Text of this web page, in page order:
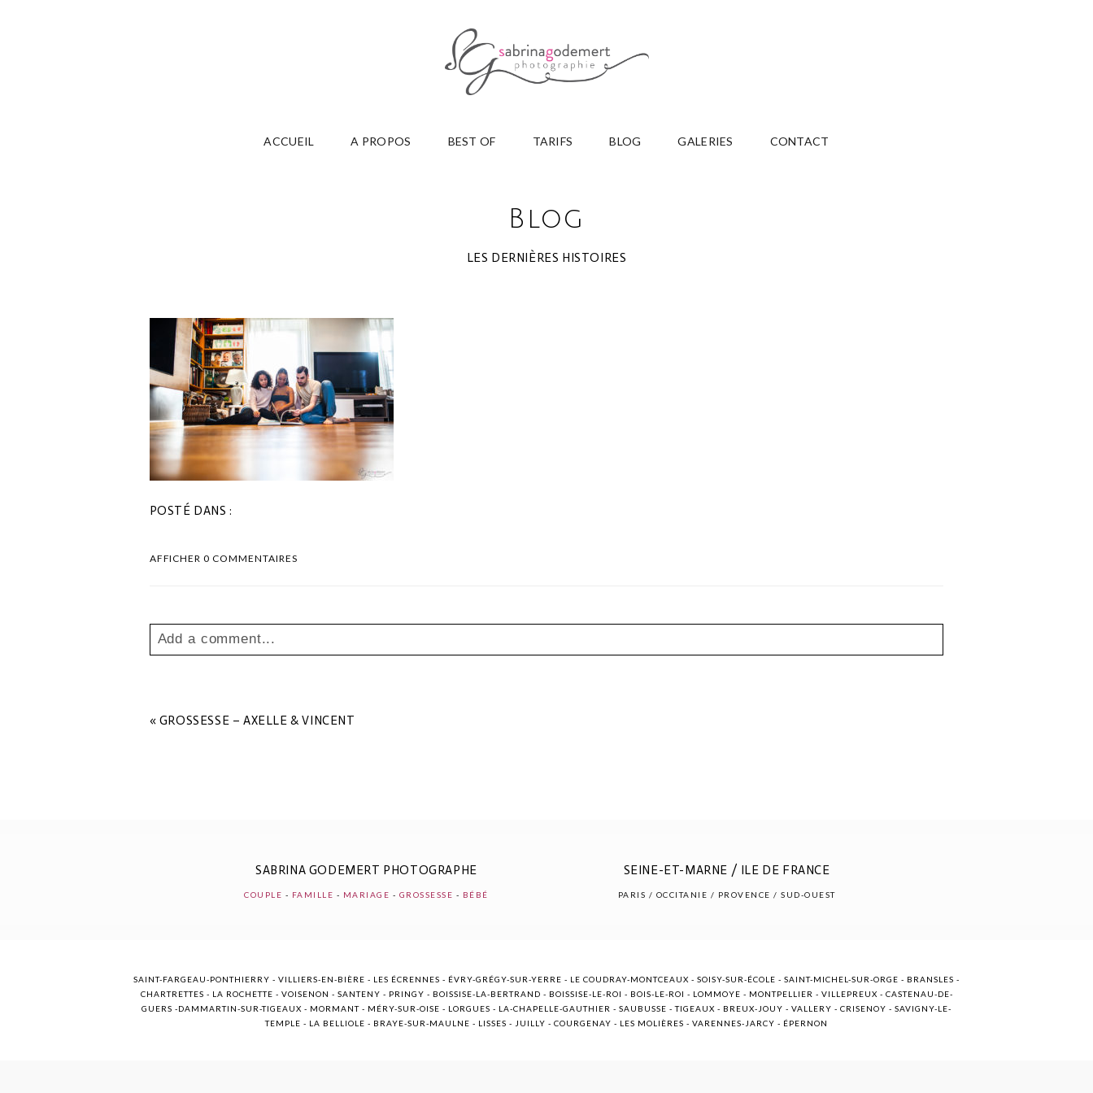
ACCUEIL A PROPOS BEST OF TARIFS BLOG GALERIES CONTACT
Blog
LES DERNIÈRES HISTOIRES
POSTÉ DANS :
AFFICHER0 COMMENTAIRES
Add a comment...
« GROSSESSE – AXELLE & VINCENT
SABRINA GODEMERT PHOTOGRAPHE
COUPLE - FAMILLE - MARIAGE - GROSSESSE - BÉBÉ
SEINE-ET-MARNE / ILE DE FRANCE
PARIS / OCCITANIE / PROVENCE / SUD-OUEST
SAINT-FARGEAU-PONTHIERRY - VILLIERS-EN-BIÈRE - LES ÉCRENNES - ÉVRY-GRÉGY-SUR-YERRE - LE COUDRAY-MONTCEAUX - SOISY-SUR-ÉCOLE - SAINT-MICHEL-SUR-ORGE - BRANSLES -
CHARTRETTES - LA ROCHETTE - VOISENON - SANTENY - PRINGY - BOISSISE-LA-BERTRAND - BOISSISE-LE-ROI - BOIS-LE-ROI - LOMMOYE - MONTPELLIER - VILLEPREUX - CASTENAU-DE-
GUERS -DAMMARTIN-SUR-TIGEAUX - MORMANT - MÉRY-SUR-OISE - LORGUES - LA-CHAPELLE-GAUTHIER - SAUBUSSE - TIGEAUX - BREUX-JOUY - VALLERY - CRISENOY - SAVIGNY-LE-
TEMPLE - LA BELLIOLE - BRAYE-SUR-MAULNE - LISSES - JUILLY - COURGENAY - LES MOLIÈRES - VARENNES-JARCY - ÉPERNON